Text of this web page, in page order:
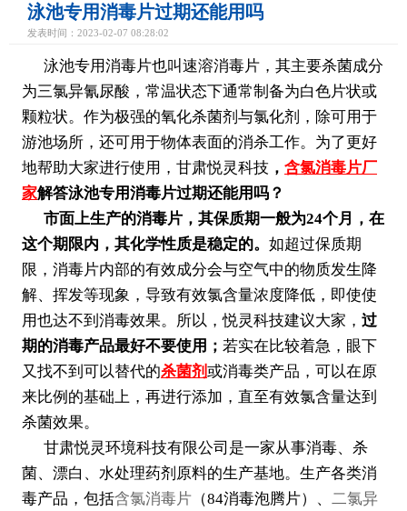
泳池专用消毒片过期还能用吗
发表时间：2023-02-07 08:28:02
泳池专用消毒片也叫速溶消毒片，其主要杀菌成分
为三氯异氰尿酸，常温状态下通常制备为白色片状或
颗粒状。作为极强的氧化杀菌剂与氯化剂，除可用于
游池场所，还可用于物体表面的消杀工作。为了更好
地帮助大家进行使用，甘肃悦灵科技 ， 含氯消毒片厂
家解答泳池专用消毒片过期还能用吗？
市面上生产的消毒片，其保质期一般为24个月，在
这个期限内，其化学性质是稳定的。 如超过保质期
限，消毒片内部的有效成分会与空气中的物质发生降
解、挥发等现象，导致有效氯含量浓度降低，即使使
用也达不到消毒效果。所以，悦灵科技建议大家， 过
期的消毒产品最好不要使用； 若实在比较着急，眼下
又找不到可以替代的杀菌剂或消毒类产品，可以在原
来比例的基础上，再进行添加，直至有效氯含量达到
杀菌效果。
甘肃悦灵环境科技有限公司是一家从事消毒、杀
菌、漂白、水处理药剂原料的生产基地。生产各类消
毒产品，包括含氯消毒片 （84消毒泡腾片）、
二氯异